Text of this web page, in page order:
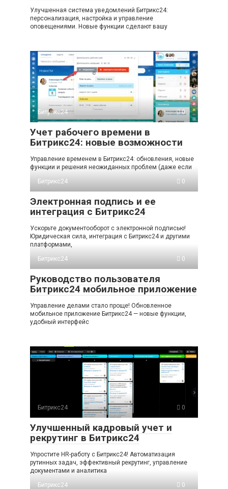
Улучшенная система уведомлений Битрикс24:
персонализация, настройка и управление
оповещениями. Новые функции сделают вашу
Битрикс24 0
Учет рабочего времени в
Битрикс24: новые возможности
Управление временем в Битрикс24: обновления, новые
функции и решения неожиданных проблем (даже если
Битрикс24
0
Электронная подпись и ее
интеграция с Битрикс24
Ускорьте документооборот с электронной подписью!
Юридическая сила, интеграция с Битрикс24 и другими
платформами,
Битрикс24
0
Руководство пользователя
Битрикс24 мобильное приложение
Управление делами стало проще! Обновленное
мобильное приложение Битрикс24 — новые функции,
удобный интерфейс
Битрикс24 0
Улучшенный кадровый учет и
рекрутинг в Битрикс24
Упростите HR-работу с Битрикс24! Автоматизация
рутинных задач, эффективный рекрутинг, управление
документами и аналитика
Битрикс24
0